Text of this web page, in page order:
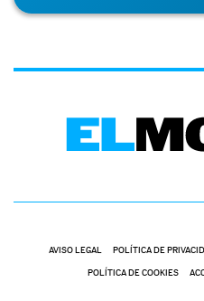
AVISO LEGAL POLÍTICA DE
POLÍTICA DE COOKIES